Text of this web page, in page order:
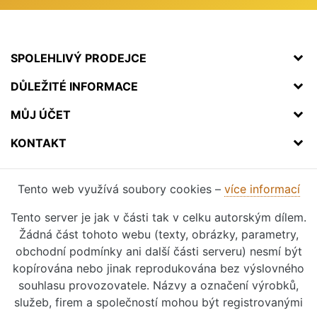
SPOLEHLIVÝ PRODEJCE
DŮLEŽITÉ INFORMACE
MŮJ ÚČET
KONTAKT
Tento web využívá soubory cookies – více informací
Tento server je jak v části tak v celku autorským dílem.
Žádná část tohoto webu (texty, obrázky, parametry,
obchodní podmínky ani další části serveru) nesmí být
kopírována nebo jinak reprodukována bez výslovného
souhlasu provozovatele. Názvy a označení výrobků,
služeb, firem a společností mohou být registrovanými